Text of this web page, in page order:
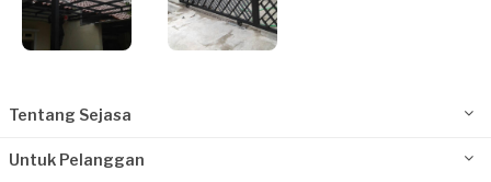
Tentang Sejasa
Untuk Pelanggan